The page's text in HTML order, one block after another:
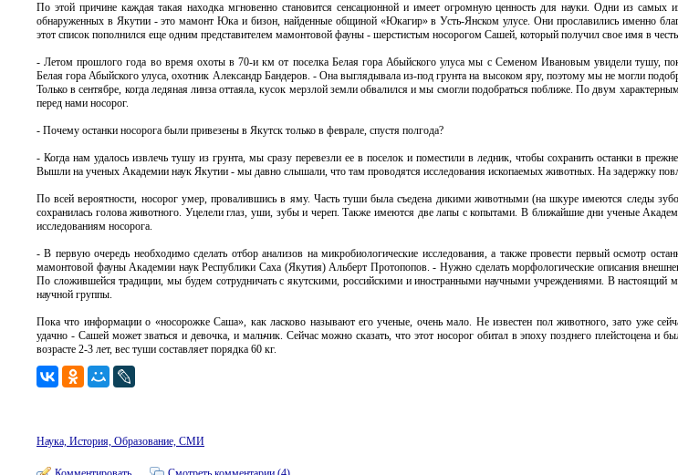
По этой причине каждая такая находка мгновенно становится сенсационной и имеет огромную ценность для науки. Одни из самых
обнаруженных в Якутии - это мамонт Юка и бизон, найденные общиной «Юкагир» в Усть-Янском улусе. Они прославились именно
этот список пополнился еще одним представителем мамонтовой фауны - шерстистым носорогом Сашей, который получил свое имя в
- Летом прошлого года во время охоты в 70-и км от поселка Белая гора Абыйского улуса мы с Семеном Ивановым увидели тушу,
Белая гора Абыйского улуса, охотник Александр Бандеров. - Она выглядывала из-под грунта на высоком яру, поэтому мы не могли
Только в сентябре, когда ледяная линза оттаяла, кусок мерзлой земли обвалился и мы смогли подобраться поближе. По двум
перед нами носорог.
- Почему останки носорога были привезены в Якутск только в феврале, спустя полгода?
- Когда нам удалось извлечь тушу из грунта, мы сразу перевезли ее в поселок и поместили в ледник, чтобы сохранить останки в
Вышли на ученых Академии наук Якутии - мы давно слышали, что там проводятся исследования ископаемых животных. На задержку
По всей вероятности, носорог умер, провалившись в яму. Часть туши была съедена дикими животными (на шкуре имеются следы
сохранилась голова животного. Уцелели глаз, уши, зубы и череп. Также имеются две лапы с копытами. В ближайшие дни ученые
исследованиям носорога.
- В первую очередь необходимо сделать отбор анализов на микробиологические исследования, а также провести первый осмотр
мамонтовой фауны Академии наук Республики Саха (Якутия) Альберт Протопопов. - Нужно сделать морфологические описания
По сложившейся традиции, мы будем сотрудничать с якутскими, российскими и иностранными научными учреждениями. В настоящий
научной группы.
Пока что информации о «носорожке Саша», как ласково называют его ученые, очень мало. Не известен пол животного, зато уже
удачно - Сашей может зваться и девочка, и мальчик. Сейчас можно сказать, что этот носорог обитал в эпоху позднего плейстоцена и
возрасте 2-3 лет, вес туши составляет порядка 60 кг.
Наука, История, Образование, СМИ